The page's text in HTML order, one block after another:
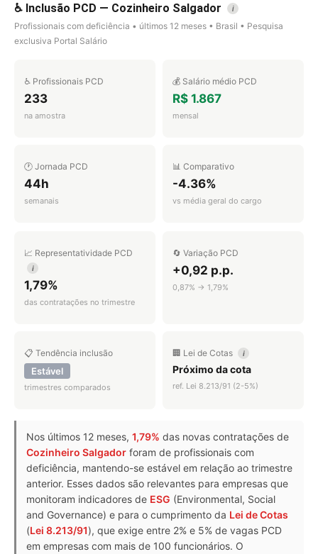
♿ Inclusão PCD — Cozinheiro Salgador i
Profissionais com deficiência • últimos 12 meses • Brasil • Pesquisa
exclusiva Portal Salário
♿ Profissionais PCD
233
na amostra
💰 Salário médio PCD
R$ 1.867
mensal
🕐 Jornada PCD
44h
semanais
📊 Comparativo
-4.36%
vs média geral do cargo
📈 Representatividade PCD
i
1,79%
das contratações no trimestre
🔄 Variação PCD
+0,92 p.p.
0,87% → 1,79%
📋 Tendência inclusão
Estável
trimestres comparados
🏢 Lei de Cotas i
Próximo da cota
ref. Lei 8.213/91 (2-5%)
Nos últimos 12 meses, 1,79% das novas contratações de
Cozinheiro Salgador foram de profissionais com
deficiência, mantendo-se estável em relação ao trimestre
anterior. Esses dados são relevantes para empresas que
monitoram indicadores de ESG (Environmental, Social
and Governance) e para o cumprimento da Lei de Cotas
(Lei 8.213/91), que exige entre 2% e 5% de vagas PCD
em empresas com mais de 100 funcionários. O